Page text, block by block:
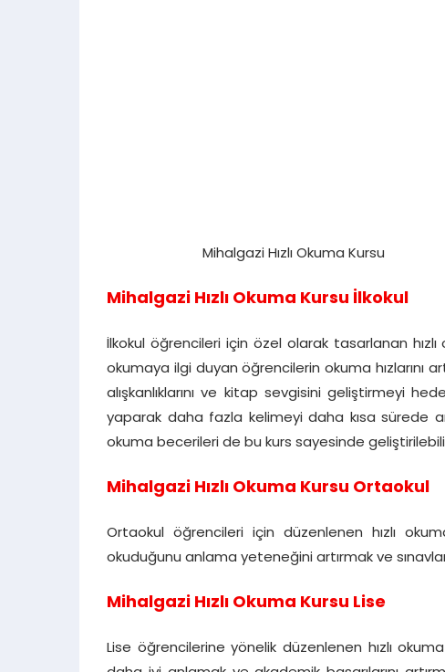
Mihalgazi Hızlı Okuma Kursu
Mihalgazi Hızlı Okuma Kursu İlkokul
İlkokul öğrencileri için özel olarak tasarlanan
okumaya ilgi duyan öğrencilerin okuma hızlarını
alışkanlıklarını ve kitap sevgisini geliştirmeyi
yaparak daha fazla kelimeyi daha kısa sürede
okuma becerileri de bu kurs sayesinde
Mihalgazi Hızlı Okuma Kursu Ortaokul
Ortaokul öğrencileri için düzenlenen hızlı
okuduğunu anlama yeteneğini artırmak ve
Mihalgazi Hızlı Okuma Kursu Lise
Lise öğrencilerine yönelik düzenlenen hızlı